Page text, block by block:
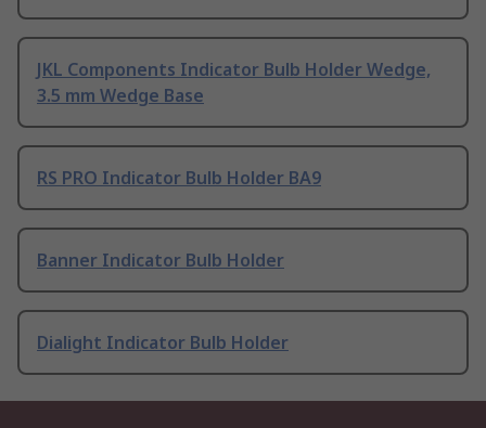
JKL Components Indicator Bulb Holder Wedge,
3.5 mm Wedge Base
RS PRO Indicator Bulb Holder BA9
Banner Indicator Bulb Holder
Dialight Indicator Bulb Holder